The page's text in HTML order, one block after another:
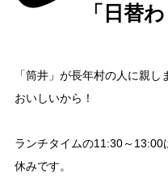
「日替
「筒井」が長年村の人に親
おいしいから！
ランチタイムの11:30～13:00
休みです。